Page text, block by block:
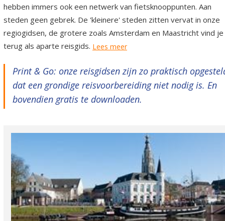
hebben immers ook een netwerk van fietsknooppunten. Aan
steden geen gebrek. De 'kleinere' steden zitten vervat in onze
regiogidsen, de grotere zoals Amsterdam en Maastricht vind je
terug als aparte reisgids. Lees meer
Print & Go: onze reisgidsen zijn zo praktisch
dat een grondige reisvoorbereiding niet nodig is. En
bovendien gratis te downloaden.